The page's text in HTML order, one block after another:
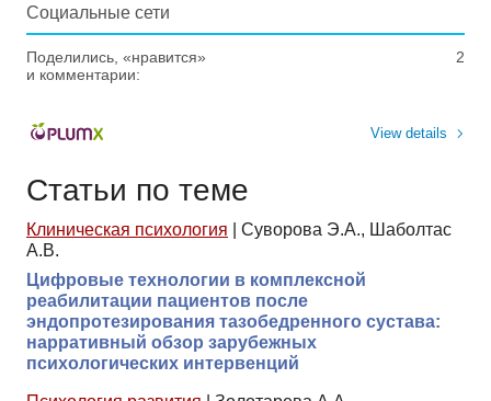
Социальные сети
Поделились, «нравится»
и комментарии:
2
View details
Статьи по теме
Клиническая психология
Суворова Э.А., Шаболтас
А.В.
Цифровые технологии в комплексной
реабилитации пациентов после
эндопротезирования тазобедренного сустава:
нарративный обзор зарубежных
психологических интервенций